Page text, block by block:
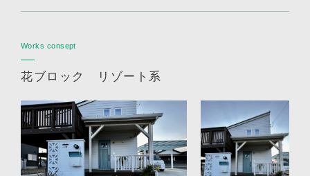
Works consept
花ブロック リゾート系